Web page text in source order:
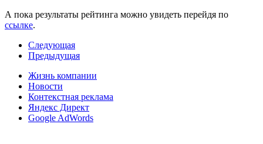
А пока результаты рейтинга можно увидеть перейдя по
ссылке.
Следующая
Предыдущая
Жизнь компании
Новости
Контекстная реклама
Яндекс Директ
Google AdWords